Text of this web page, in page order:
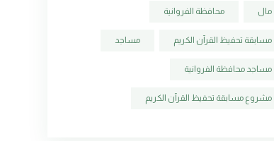
مال محافظة الفروانية
مسابقة تحفيظ القرآن الكريم مساجد
مساجد محافظة الفروانية
مشروع مسابقة تحفيظ القرآن الكريم